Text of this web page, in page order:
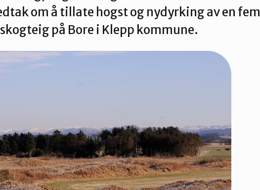
om å tillate hogst og nydyrking av en fem
på Bore i Klepp kommune.